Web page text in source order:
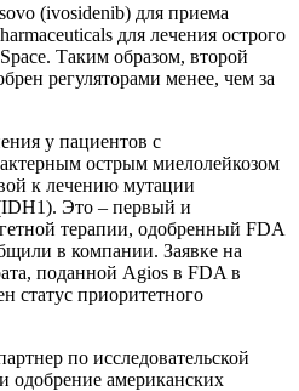
(ivosidenib) для приема
для лечения острого
Таким образом, второй
регуляторами менее, чем за
у пациентов с
острым миелолейкозом
к лечению мутации
Это – первый и
терапии, одобренный FDA
в компании. Заявке на
поданной Agios в FDA в
статус приоритетного
по исследовательской
одобрение американских